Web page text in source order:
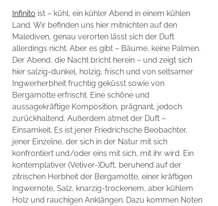
Infinito ist – kühl, ein kühler Abend in einem kühlen
Land. Wir befinden uns hier mitnichten auf den
Malediven, genau verorten lässt sich der Duft
allerdings nicht. Aber es gibt – Bäume, keine Palmen.
Der Abend, die Nacht bricht herein – und zeigt sich
hier salzig-dunkel, holzig, frisch und von seltsamer
Ingwerherbheit fruchtig geküsst sowie von
Bergamotte erfrischt. Eine schöne und
aussagekräftige Komposition, prägnant, jedoch
zurückhaltend. Außerdem atmet der Duft –
Einsamkeit. Es ist jener Friedrichsche Beobachter,
jener Einzelne, der sich in der Natur mit sich
konfrontiert und/oder eins mit sich, mit ihr wird. Ein
kontemplativer (Vetiver-)Duft, beruhend auf der
zitrischen Herbheit der Bergamotte, einer kräftigen
Ingwernote, Salz, knarzig-trockenem, aber kühlem
Holz und rauchigen Anklängen. Dazu kommen Noten